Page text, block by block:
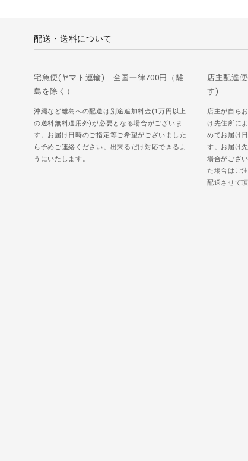
配送・送料について
宅急便(ヤマト運輸) 全国一律700円（離
島を除く）
沖縄など離島への配送は別途追加料金(1万円以上
の送料無料適用外)が必要となる場合がございま
す。お届け日時のご指定等ご希望がございました
ら予めご連絡ください。出来るだけ対応できるよ
うにいたします。
店主配達
す)
店主が自ら
け先住所に
めてお届け
す。お届け
場合がござ
た場合はご
配送させて